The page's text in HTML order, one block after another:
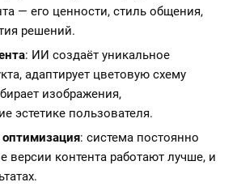
— его ценности, стиль общения,
решений.
: ИИ создаёт уникальное
адаптирует цветовую схему
изображения,
эстетике пользователя.
оптимизация: система постоянно
версии контента работают лучше, и